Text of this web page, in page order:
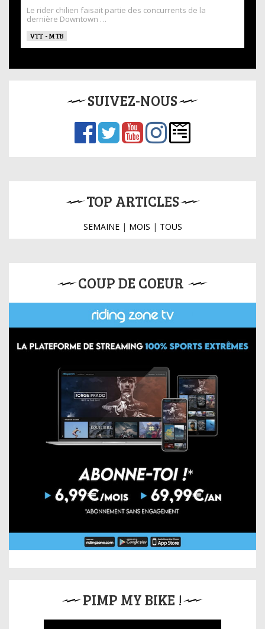
Le rider chilien faisait partie des concurrents de la
dernière Downtown …
VTT - MTB
SUIVEZ-NOUS
TOP ARTICLES
SEMAINE| MOIS | TOUS
COUP DE COEUR
PIMP MY BIKE !